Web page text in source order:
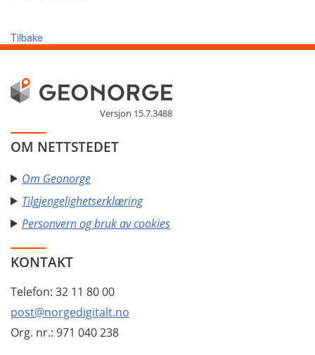
Tilbake